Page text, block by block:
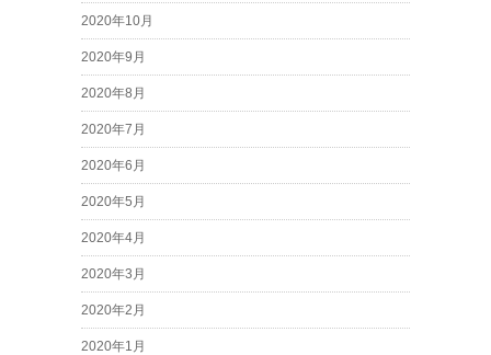
2020年10月
2020年9月
2020年8月
2020年7月
2020年6月
2020年5月
2020年4月
2020年3月
2020年2月
2020年1月